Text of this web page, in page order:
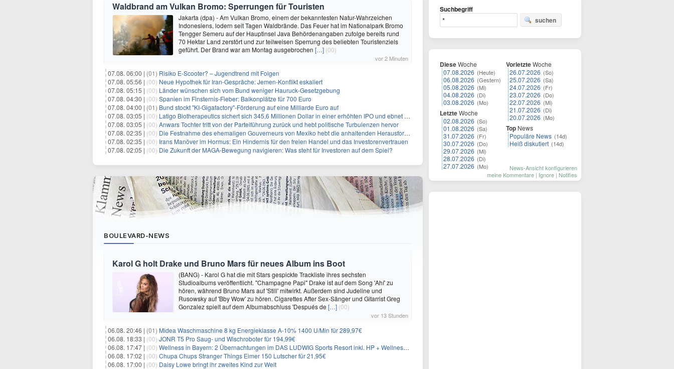
Waldbrand am Vulkan Bromo: Sperrungen für Touristen
Jakarta (dpa) - Am Vulkan Bromo, einem der bekanntesten Natur-Wahrzeichen
Indonesiens, lodern seit Tagen Waldbrände. Das Feuer hat im Nationalpark Bromo
Tengger Semeru auf der Hauptinsel Java Behördenangaben zufolge bereits rund
70 Hektar Land zerstört und zur teilweisen Sperrung des beliebten Touristenziels
geführt. Der Brand war am Montag ausgebrochen […] (00)
vor 2 Minuten
07.08. 06:00 | (01) Risiko E-Scooter? – Jugendtrend mit Folgen
07.08. 05:56 | (00) Neue Hypothek für Iran-Gespräche: Jemen-Konflikt eskaliert
07.08. 05:15 | (00) Länder wünschen sich vom Bund weniger Hauruck-Gesetzgebung
07.08. 04:30 | (00) Spanien im Finsternis-Fieber: Balkonplätze für 700 Euro
07.08. 04:00 | (01) Bund stockt "KI-Gigafactory"-Förderung auf eine Milliarde Euro auf
07.08. 03:05 | (00) Latigo Biotherapeutics sichert sich 345,6 Millionen Dollar in einer erhöhten IPO und ebnet den Weg für nicht-opioide Schmerztherapie
07.08. 03:05 | (00) Anwars Tochter tritt von der Parteiführung zurück und hebt politische Turbulenzen hervor
07.08. 02:35 | (00) Die Festnahme des ehemaligen Gouverneurs von Mexiko hebt die anhaltenden Herausforderungen in der Governance und im Geschäftsumfeld hervor
07.08. 02:35 | (00) Irans Manöver im Hormus: Ein Hindernis für den freien Handel und das Investorenvertrauen
07.08. 02:05 | (00) Die Zukunft der MAGA-Bewegung navigieren: Was steht für Investoren auf dem Spiel?
BOULEVARD-NEWS
Karol G holt Drake und Bruno Mars für neues Album ins Boot
(BANG) - Karol G hat die mit Stars gespickte Trackliste ihres sechsten
Studioalbums veröffentlicht. "Champagne Papi" Drake ist auf dem Song 'Ahí' zu
hören, während Bruno Mars auf 'Still' mitwirkt. Außerdem sind Judeline und
Rusowsky auf 'Bby Wow' zu hören. Cigarettes After Sex-Sänger und Gitarrist Greg
Gonzalez spielt auf dem Albumabschluss 'Después de […] (00)
vor 13 Stunden
06.08. 20:46 | (01) Midea Waschmaschine 8 kg Energieklasse A-10% 1400 U/Min für 289,97€
06.08. 18:33 | (00) JONR T5 Pro Saug- und Wischroboter für 194,99€
06.08. 17:47 | (00) Wellness in Bayern: 2 Übernachtungen im DAS LUDWIG Sports Resort inkl. HP + Wellness ab 174€ p.P.
06.08. 17:02 | (00) Chupa Chups Stranger Things Eimer 150 Lutscher für 21,95€
06.08. 17:00 | (00) Daisy Lowe bringt ihr zweites Kind zur Welt
Suchbegriff
suchen
DieseWoche
07.08.2026 (Heute)
06.08.2026 (Gestern)
05.08.2026 (Mi)
04.08.2026 (Di)
03.08.2026 (Mo)
LetzteWoche
02.08.2026 (So)
01.08.2026 (Sa)
31.07.2026 (Fr)
30.07.2026 (Do)
29.07.2026 (Mi)
28.07.2026 (Di)
27.07.2026 (Mo)
VorletzteWoche
26.07.2026 (So)
25.07.2026 (Sa)
24.07.2026 (Fr)
23.07.2026 (Do)
22.07.2026 (Mi)
21.07.2026 (Di)
20.07.2026 (Mo)
Top News
Populäre News (14d)
Heiß diskutiert (14d)
News-Ansicht konfigurieren
meine Kommentare | Ignore | Notifies